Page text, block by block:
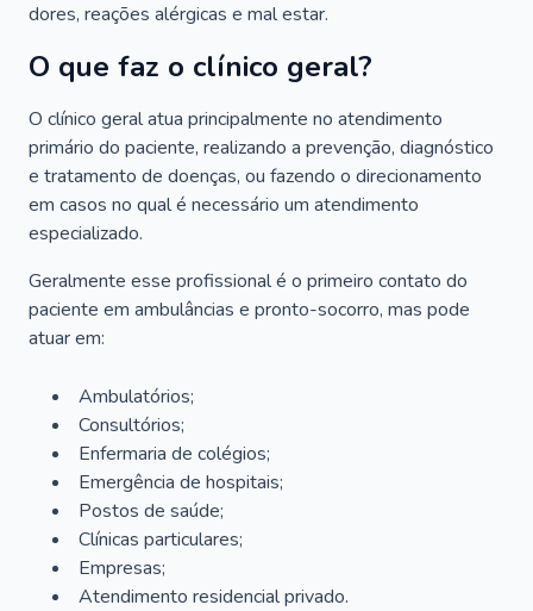
dores, reações alérgicas e mal estar.
O que faz o clínico geral?
O clínico geral atua principalmente no atendimento
primário do paciente, realizando a prevenção, diagnóstico
e tratamento de doenças, ou fazendo o direcionamento
em casos no qual é necessário um atendimento
especializado.
Geralmente esse profissional é o primeiro contato do
paciente em ambulâncias e pronto-socorro, mas pode
atuar em:
Ambulatórios;
Consultórios;
Enfermaria de colégios;
Emergência de hospitais;
Postos de saúde;
Clínicas particulares;
Empresas;
Atendimento residencial privado.